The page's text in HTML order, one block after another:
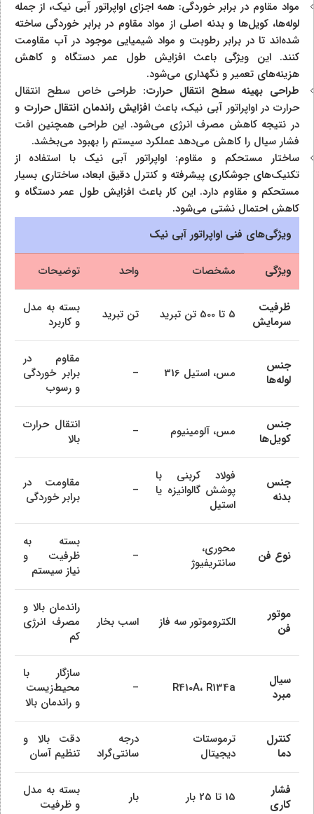
مواد مقاوم در برابر خوردگی: همه اجزای اواپراتور آبی نیک، از جمله
لوله‌ها، کویل‌ها و بدنه اصلی از مواد مقاوم در برابر خوردگی ساخته
شده‌اند تا در برابر رطوبت و مواد شیمیایی موجود در آب مقاومت
کنند. این ویژگی باعث افزایش طول عمر دستگاه و کاهش
هزینه‌های تعمیر و نگهداری می‌شود.
طراحی بهینه سطح انتقال حرارت: طراحی خاص سطح انتقال
حرارت در اواپراتور آبی نیک، باعثافزایش راندمان انتقال حرارت و
در نتیجه کاهش مصرف انرژی می‌شود. این طراحی همچنین افت
فشار سیال را کاهش می‌دهد عملکرد سیستم را بهبود می‌بخشد.
ساختار مستحکم و مقاوم: اواپراتور آبی نیک با استفاده از
تکنیک‌های جوشکاری پیشرفته و کنترل دقیق ابعاد، ساختاری بسیار
مستحکم و مقاوم دارد. این کار باعث افزایش طول عمر دستگاه و
کاهش احتمال نشتی می‌شود.
ویژگی‌های فنی اواپراتور آبی نیک
ویژگی مشخصات واحد توضیحات
ظرفیت
سرمایش
5 تا 500 تن تبرید تن تبرید
بسته به مدل
و کاربرد
جنس
لوله‌ها
مس، استیل 316 –
مقاوم در
برابر خوردگی
و رسوب
جنس
کویل‌ها
مس، آلومینیوم –
انتقال حرارت
بالا
جنس
بدنه
فولاد کربنی با
پوشش گالوانیزه یا
استیل
–
مقاومت در
برابر خوردگی
نوع فن
محوری،
سانتریفیوژ
–
بسته به
ظرفیت و
نیاز سیستم
موتور
فن
الکتروموتور سه فاز اسب بخار
راندمان بالا و
مصرف انرژی
کم
سیال
مبرد
R410A، R134a –
سازگار با
محیط‌زیست
و راندمان بالا
کنترل
دما
ترموستات
دیجیتال
درجه
سانتی‌گراد
دقت بالا و
تنظیم آسان
فشار
کاری
15 تا 25 بار بار
بسته به مدل
و ظرفیت